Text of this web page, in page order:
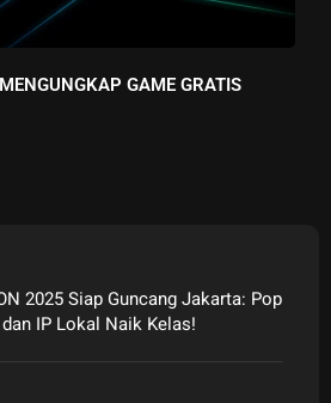
GAME GRATIS
2025 Siap Guncang Jakarta: Pop
IP Lokal Naik Kelas!